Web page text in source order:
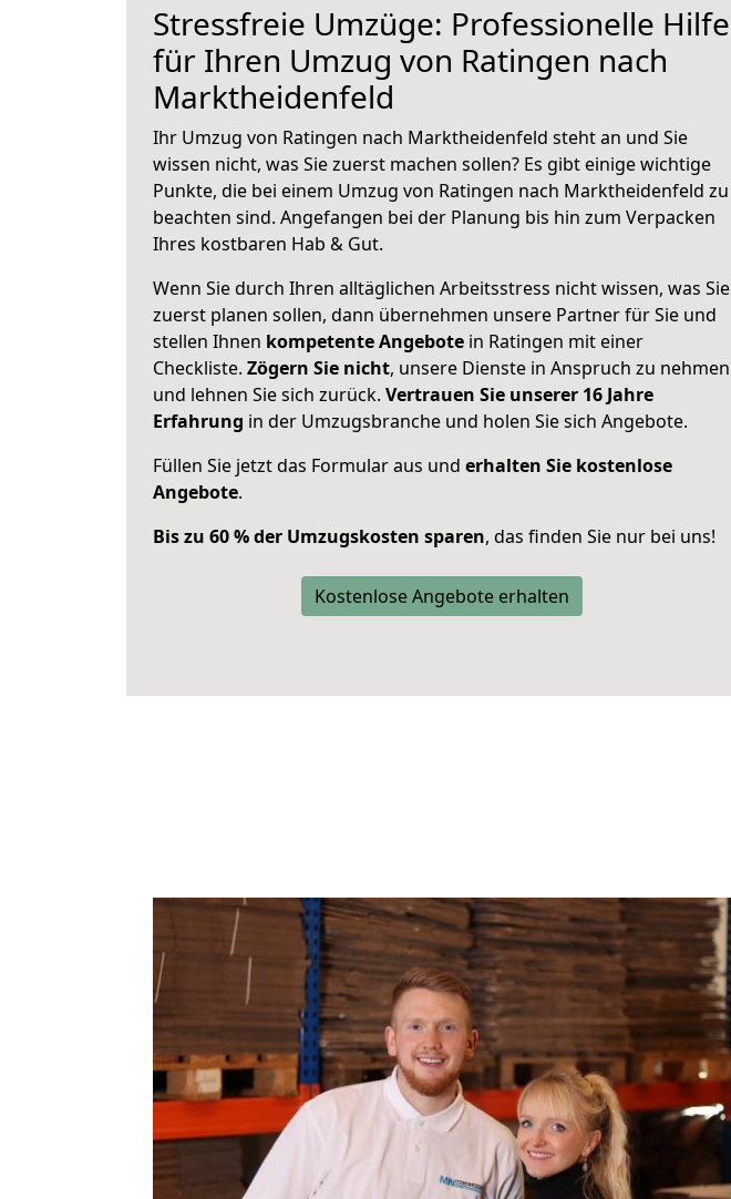
Stressfreie Umzüge: Professionelle Hilfe
für Ihren Umzug von Ratingen nach
Marktheidenfeld
Ihr Umzug von Ratingen nach Marktheidenfeld steht an und Sie
wissen nicht, was Sie zuerst machen sollen? Es gibt einige wichtige
Punkte, die bei einem Umzug von Ratingen nach Marktheidenfeld zu
beachten sind. Angefangen bei der Planung bis hin zum Verpacken
Ihres kostbaren Hab & Gut.
Wenn Sie durch Ihren alltäglichen Arbeitsstress nicht wissen, was Sie
zuerst planen sollen, dann übernehmen unsere Partner für Sie und
stellen Ihnen kompetente Angebote in Ratingen mit einer
Checkliste. Zögern Sie nicht, unsere Dienste in Anspruch zu nehmen
und lehnen Sie sich zurück. Vertrauen Sie unserer 16 Jahre
Erfahrung in der Umzugsbranche und holen Sie sich Angebote.
Füllen Sie jetzt das Formular aus und erhalten Sie kostenlose
Angebote.
Bis zu 60 % der Umzugskosten sparen, das finden Sie nur bei uns!
Kostenlose Angebote erhalten